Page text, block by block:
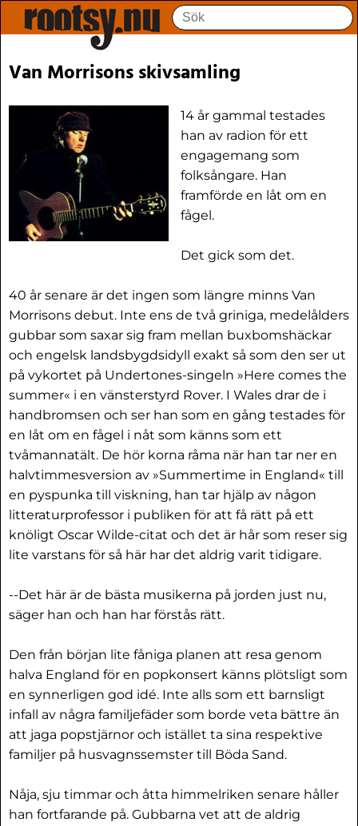
Van Morrisons skivsamling
14 år gammal testades
han av radion för ett
engagemang som
folksångare. Han
framförde en låt om en
fågel.
Det gick som det.
40 år senare är det ingen som längre minns Van
Morrisons debut. Inte ens de två griniga, medelålders
gubbar som saxar sig fram mellan buxbomshäckar
och engelsk landsbygdsidyll exakt så som den ser ut
på vykortet på Undertones-singeln »Here comes the
summer« i en vänsterstyrd Rover. I Wales drar de i
handbromsen och ser han som en gång testades för
en låt om en fågel i nåt som känns som ett
tvåmannatält. De hör korna råma när han tar ner en
halvtimmesversion av »Summertime in England« till
en pyspunka till viskning, han tar hjälp av någon
litteraturprofessor i publiken för att få rätt på ett
knöligt Oscar Wilde-citat och det är hår som reser sig
lite varstans för så här har det aldrig varit tidigare.
--Det här är de bästa musikerna på jorden just nu,
säger han och han har förstås rätt.
Den från början lite fåniga planen att resa genom
halva England för en popkonsert känns plötsligt som
en synnerligen god idé. Inte alls som ett barnsligt
infall av några familjefäder som borde veta bättre än
att jaga popstjärnor och istället ta sina respektive
familjer på husvagnssemster till Böda Sand.
Nåja, sju timmar och åtta himmelriken senare håller
han fortfarande på. Gubbarna vet att de aldrig